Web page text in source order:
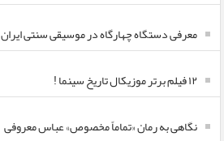
معرفی دستگاه چهارگاه در موسیقی سنتی ایران
۱۲ فیلم برتر موزیکال تاریخ سینما !
نگاهی به رمان «تماماً مخصوص» عباس معروفی